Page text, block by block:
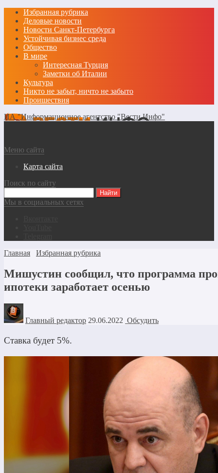
Избранная рубрика
Деловые новости
Новости Санкт-Петербурга
Устойчивая бизнес среда
Общество
В мире
Интересная Турция
Заметки об Италии
Культура
Никто не забыт, ничто не забыто
Проишествия
ИА "Информационное агентство "Вести Инфо"
Меню сайта
Карта сайта
Поиск по сайту
Мы в социальных сетях
Главная
Избранная рубрика
Мишустин сообщил, что программа
ипотеки заработает осенью
Главный редактор 29.06.2022 Обсудить
Ставка будет 5%.